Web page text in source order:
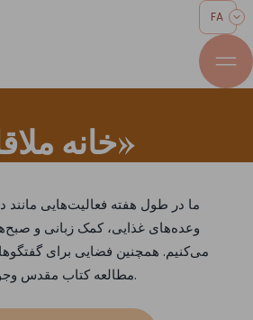
FA
خانه ملاقات «د برون»
ما در طول هفته فعالیت‌هایی مانند
وعده‌های غذایی، کمک زبانی و
می‌کنیم. همچنین فضایی برای
مطالعه کتاب مقدس وجود دارد.